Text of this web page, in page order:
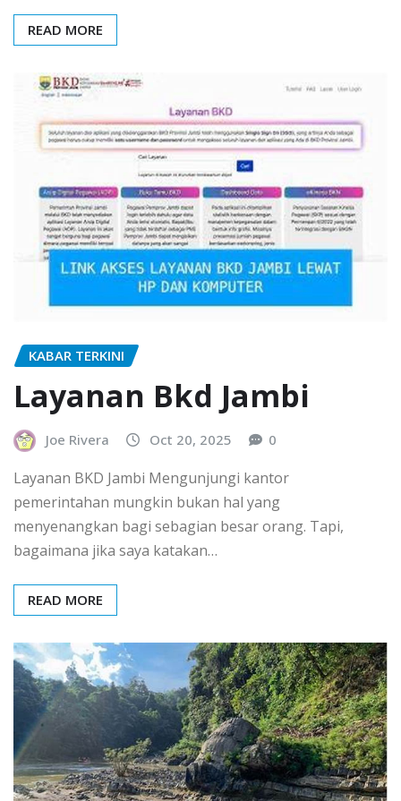
READ MORE
KABAR TERKINI
Layanan Bkd Jambi
Joe Rivera Oct 20, 2025 0
Layanan BKD Jambi Mengunjungi kantor
pemerintahan mungkin bukan hal yang
menyenangkan bagi sebagian besar orang. Tapi,
bagaimana jika saya katakan…
READ MORE